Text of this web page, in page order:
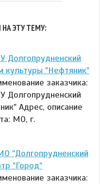
ЭТУ ТЕМУ:
Долгопрудненский
культуры "Нефтяник"
заказчика:
Долгопрудненский
Адрес, описание
МО, г.
"Долгопрудненский
"Город"
заказчика: